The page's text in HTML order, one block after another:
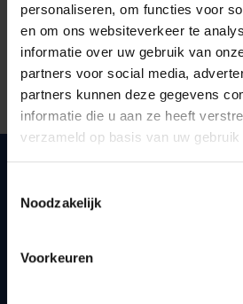
personaliseren, om functies voor
en om ons websiteverkeer te
informatie over uw gebruik van
partners voor social media,
partners kunnen deze gegevens
informatie die u aan ze heeft
verzameld op basis van uw
Noodzakelijk
Voorkeuren
Snel naar